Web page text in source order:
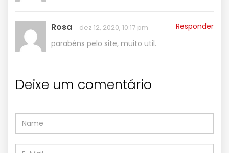
Rosa dez 12, 2020, 10:17 pm
Responder
parabéns pelo site, muito util.
Deixe um comentário